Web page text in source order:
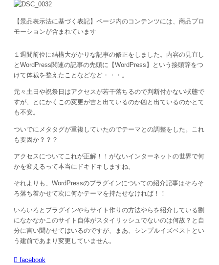
【景品表示法に基づく表記】ページ内のコンテンツには、商品プロ
モーションが含まれています
１週間前位に結構大がかりな記事の修正をしました。内容の見直し
とWordPress関連の記事の先頭に【WordPress】という接頭辞をつ
けて体裁を整えたことなどなど・・・。
元々土日や祝祭日はアクセスが若干落ちるので判断付かない状態で
すが、とにかくこの変更が吉と出ているのか凶と出ているのかとて
も不安。
ついでにメタタグが重複していたのでテーマとの調整をした。これ
も要因か？？？
アクセスについてこれが正解！！がないインターネットの世界で何
かを変えるって本当にドキドキしますね。
それよりも、WordPressのプラグインについての紹介記事はそろそ
ろ落ち着かせて次に何かテーマを持たせなければ！！
いろいろとプラグインやらサイト作りの方法やらを紹介している割
になかなかこのサイト自体がスタイリッシュでないのは何故？と自
分に言い聞かせてはいるのですが、まあ、シンプルイズベストとい
う建前であまり変更していません。
facebook